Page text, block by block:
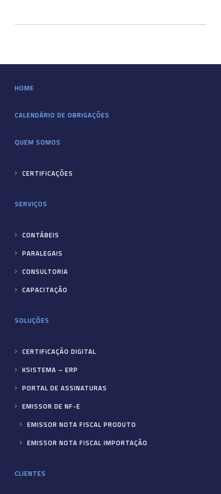
HOME
CALENDÁRIO DE OBRIGAÇÕES
QUEM SOMOS
CERTIFICAÇÕES
SERVIÇOS
CONTÁBEIS
PARALEGAIS
CONSULTORIA
CAPACITAÇÃO
SOLUÇÕES
CERTIFICAÇÃO DIGITAL
KSISTEMA – ERP
PORTAL DE ASSINATURAS
EMISSOR DE NF-E
EMISSOR NOTA FISCAL PRODUTO
EMISSOR NOTA FISCAL IMPORTAÇÃO
CLIENTES